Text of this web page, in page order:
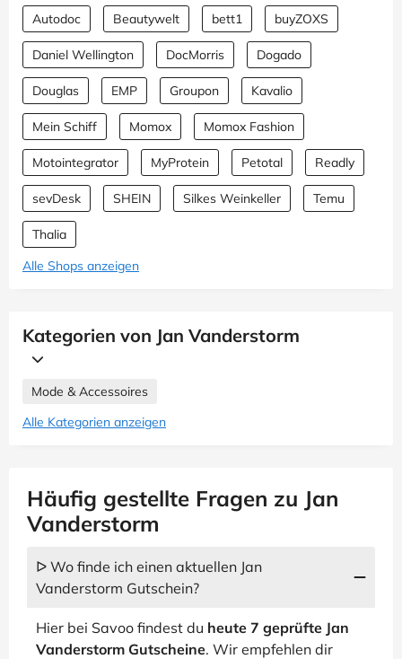
Autodoc Beautywelt bett1 buyZOXS
Daniel Wellington DocMorris Dogado
Douglas EMP Groupon Kavalio
Mein Schiff Momox Momox Fashion
Motointegrator MyProtein Petotal Readly
sevDesk SHEIN Silkes Weinkeller Temu
Thalia
Alle Shops anzeigen
Kategorien von Jan Vanderstorm
Mode & Accessoires
Alle Kategorien anzeigen
Häufig gestellte Fragen zu Jan
Vanderstorm
ᐅ Wo finde ich einen aktuellen Jan
Vanderstorm Gutschein?
Hier bei Savoo findest du heute 7 geprüfte Jan
Vanderstorm Gutscheine. Wir empfehlen dir